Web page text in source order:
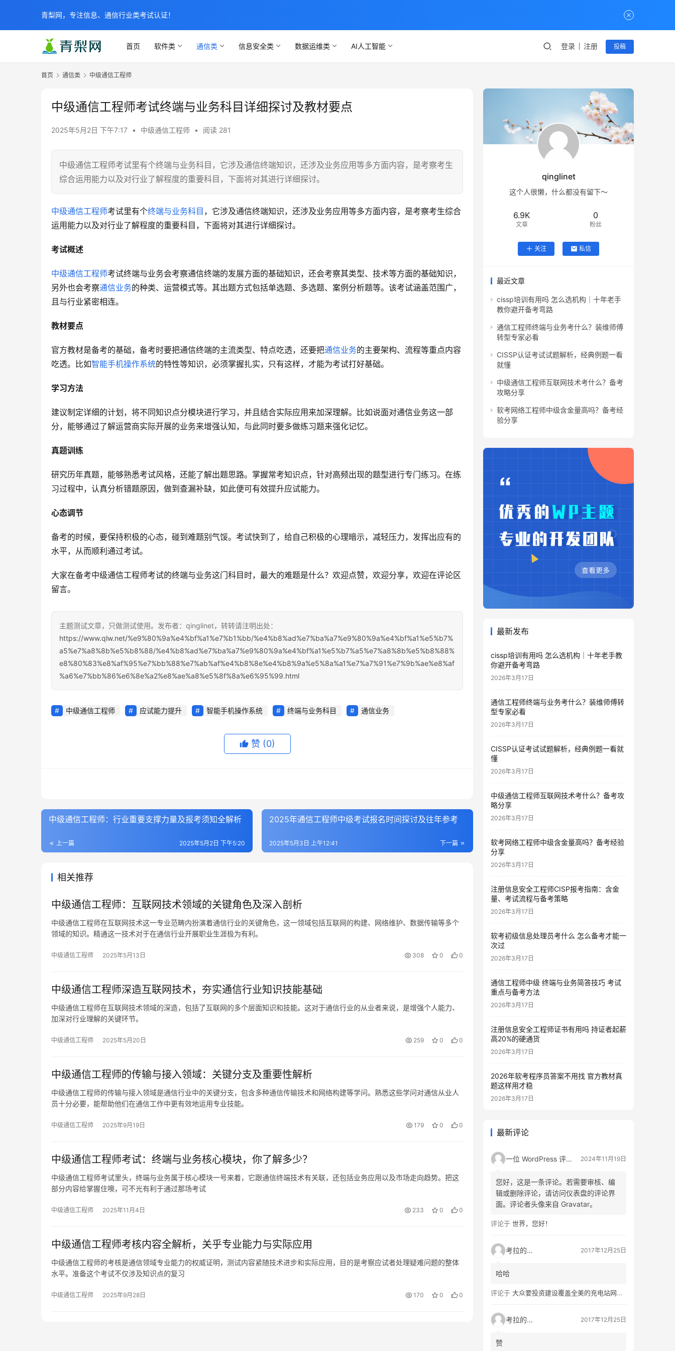
首页 软件类 通信类 信息安全类 数据运维类 AI人工智能 登录 注册 投稿
首页 通信类 中级通信工程师
中级通信工程师考试终端与业务科目详细探讨及教材要点
2025年5月2日 下午7:17 • 中级通信工程师 • 阅读 281
中级通信工程师考试里有个终端与业务科目，它涉及通信终端知识，还涉及业务应用等多方面内容，是考察考生
综合运用能力以及对行业了解程度的重要科目，下面将对其进行详细探讨。
中级通信工程师考试里有个终端与业务科目 ，它涉及通信终端知识，还涉及业务应用等多方面内容，是考察考生综合
运用能力以及对行业了解程度的重要科目，下面将对其进行详细探讨。
考试概述
中级通信工程师考试终端与业务会考察通信终端的发展方面的基础知识，还会考察其类型、技术等方面的基础知识，
另外也会考察通信业务的种类、运营模式等。其出题方式包括单选题、多选题、案例分析题等。该考试涵盖范围广，
且与行业紧密相连。
教材要点
官方教材是备考的基础，备考时要把通信终端的主流类型、特点吃透，还要把通信业务的主要架构、流程等重点内容
吃透。比如智能手机操作系统的特性等知识，必须掌握扎实，只有这样，才能为考试打好基础。
学习方法
建议制定详细的计划，将不同知识点分模块进行学习，并且结合实际应用来加深理解。比如说面对通信业务这一部
分，能够通过了解运营商实际开展的业务来增强认知，与此同时要多做练习题来强化记忆。
真题训练
研究历年真题，能够熟悉考试风格，还能了解出题思路。掌握常考知识点，针对高频出现的题型进行专门练习。在练
习过程中，认真分析错题原因，做到查漏补缺，如此便可有效提升应试能力。
心态调节
备考的时候，要保持积极的心态，碰到难题别气馁。考试快到了，给自己积极的心理暗示，减轻压力，发挥出应有的
水平，从而顺利通过考试。
大家在备考中级通信工程师考试的终端与业务这门科目时，最大的难题是什么？欢迎点赞，欢迎分享，欢迎在评论区
留言。
主题测试文章，只做测试使用。发布者：qinglinet，转转请注明出处：
https://www.qlw.net/%e9%80%9a%e4%bf%a1%e7%b1%bb/%e4%b8%ad%e7%ba%a7%e9%80%9a%e4%bf%a1%e5%b7%
a5%e7%a8%8b%e5%b8%88/%e4%b8%ad%e7%ba%a7%e9%80%9a%e4%bf%a1%e5%b7%a5%e7%a8%8b%e5%b8%88%
e8%80%83%e8%af%95%e7%bb%88%e7%ab%af%e4%b8%8e%e4%b8%9a%e5%8a%a1%e7%a7%91%e7%9b%ae%e8%af
%a6%e7%bb%86%e6%8e%a2%e8%ae%a8%e5%8f%8a%e6%95%99.html
中级通信工程师 应试能力提升 智能手机操作系统 终端与业务科目 通信业务
赞 (0)
中级通信工程师：行业重要支撑力量及报考须知全解析
上一篇 2025年5月2日 下午5:20
2025年通信工程师中级考试报名时间探讨及往年参考
下一篇
2025年5月3日 上午12:41
相关推荐
中级通信工程师：互联网技术领域的关键角色及深入剖析
中级通信工程师在互联网技术这一专业范畴内扮演着通信行业的关键角色，这一领域包括互联网的构建、网络维护、数据传输等多个
领域的知识。精通这一技术对于在通信行业开展职业生涯极为有利。
中级通信工程师 2025年5月13日 308 0 0
中级通信工程师深造互联网技术，夯实通信行业知识技能基础
中级通信工程师在互联网技术领域的深造，包括了互联网的多个层面知识和技能。这对于通信行业的从业者来说，是增强个人能力、
加深对行业理解的关键环节。
中级通信工程师 2025年5月20日 259 0 0
中级通信工程师的传输与接入领域：关键分支及重要性解析
中级通信工程师的传输与接入领域是通信行业中的关键分支，包含多种通信传输技术和网络构建等学问。熟悉这些学问对通信从业人
员十分必要，能帮助他们在通信工作中更有效地运用专业技能。
中级通信工程师 2025年9月19日 179 0 0
中级通信工程师考试：终端与业务核心模块，你了解多少？
中级通信工程师考试里头，终端与业务属于核心模块一号来着，它跟通信终端技术有关联，还包括业务应用以及市场走向趋势。把这
部分内容给掌握住噢，可不光有利于通过那场考试
中级通信工程师 2025年11月4日 233 0 0
中级通信工程师考核内容全解析，关乎专业能力与实际应用
中级通信工程师的考核是通信领域专业能力的权威证明，测试内容紧随技术进步和实际应用，目的是考察应试者处理疑难问题的整体
水平。准备这个考试不仅涉及知识点的复习
中级通信工程师 2025年9月28日 170 0 0
qinglinet
这个人很懒，什么都没有留下～
6.9K
文章
0
粉丝
关注 私信
最近文章
cissp培训有用吗 怎么选机构｜十年老手
教你避开备考弯路
通信工程师终端与业务考什么？装维师傅
转型专家必看
CISSP认证考试试题解析，经典例题一看
就懂
中级通信工程师互联网技术考什么？备考
攻略分享
软考网络工程师中级含金量高吗？备考经
验分享
最新发布
cissp培训有用吗 怎么选机构｜十年老手教
你避开备考弯路
2026年3月17日
通信工程师终端与业务考什么？装维师傅转
型专家必看
2026年3月17日
CISSP认证考试试题解析，经典例题一看就
懂
2026年3月17日
中级通信工程师互联网技术考什么？备考攻
略分享
2026年3月17日
软考网络工程师中级含金量高吗？备考经验
分享
2026年3月17日
注册信息安全工程师CISP报考指南：含金
量、考试流程与备考策略
2026年3月17日
软考初级信息处理员考什么 怎么备考才能一
次过
2026年3月17日
通信工程师中级 终端与业务简答技巧 考试
重点与备考方法
2026年3月17日
注册信息安全工程师证书有用吗 持证者起薪
高20%的硬通货
2026年3月17日
2026年软考程序员答案不用找 官方教材真
题这样用才稳
2026年3月17日
最新评论
一位 WordPress 评论者 2024年11月19日
您好，这是一条评论。若需要审核、编
辑或删除评论，请访问仪表盘的评论界
面。评论者头像来自 Gravatar。
评论于 世界，您好！
考拉的生活 2017年12月25日
哈哈
评论于 大众要投资建设覆盖全美的充电站网络，特斯拉也没闲着
考拉的生活 2017年12月25日
赞
青梨网，专注信息、通信行业类考试认证！